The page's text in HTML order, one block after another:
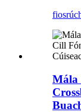
Mála